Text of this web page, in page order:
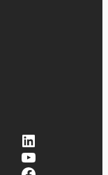
LinkedIn
YouTube